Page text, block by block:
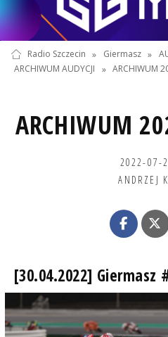
Radio Szczecin » Giermasz »
ARCHIWUM AUDYCJI
» ARCHIWUM
ARCHIWUM
2022-07-
ANDRZEJ
[30.04.2022] Giermasz